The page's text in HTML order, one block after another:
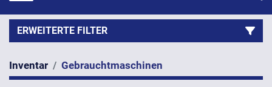
ERWEITERTE FILTER
Kategorie
Inventar Gebrauchtmaschinen